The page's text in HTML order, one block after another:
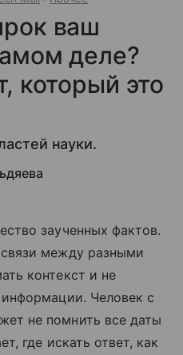
ваш
деле?
который это
науки.
заученных фактов.
между разными
контекст и не
Человек с
не помнить все даты
где искать ответ, как